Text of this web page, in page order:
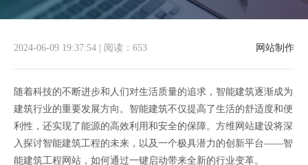
网站制作
2024-06-09 19:37:54 阅读：653
随着科技的不断进步和人们对生活质量的追求，智能建筑逐渐成为
建筑行业的重要发展方向。智能建筑不仅提高了生活的舒适度和便
利性，还实现了能源的高效利用和安全的保障。方维网站建设将深
入探讨智能建筑工程的未来，以及一个极具潜力的创新平台——智
能建筑工程网站，如何通过一键启动带来全新的行业变革。